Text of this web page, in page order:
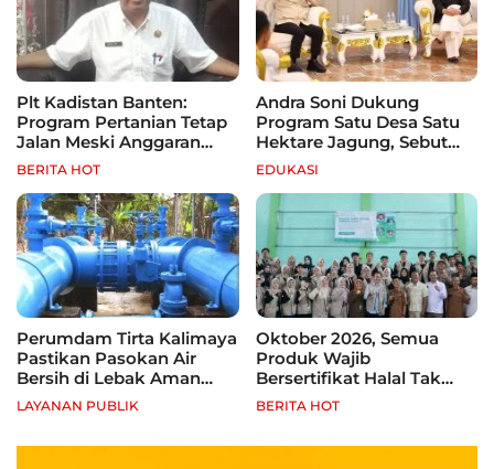
Plt Kadistan Banten:
Program Pertanian Tetap
Jalan Meski Anggaran
Terbatas, Fokus Jagung
BERITA HOT
Andra Soni Dukung
Program Satu Desa Satu
Hektare Jagung, Sebut
Banten Punya Peluang
EDUKASI
Perumdam Tirta Kalimaya
Pastikan Pasokan Air
Bersih di Lebak Aman
Selama Kemarau
LAYANAN PUBLIK
Oktober 2026, Semua
Produk Wajib
Bersertifikat Halal Tak
Kantongi Sertifikat Halal,
BERITA HOT